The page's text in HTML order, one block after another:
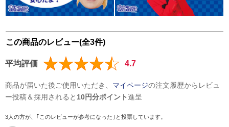
この商品のレビュー(全3件)
平均評価 4.7
商品が届いた後ご使用いただき、 マイページの注文履歴からレビュ
ー投稿＆採用されると 10円分ポイント進呈
3人の方が、｢このレビューが参考になった｣と投票しています。